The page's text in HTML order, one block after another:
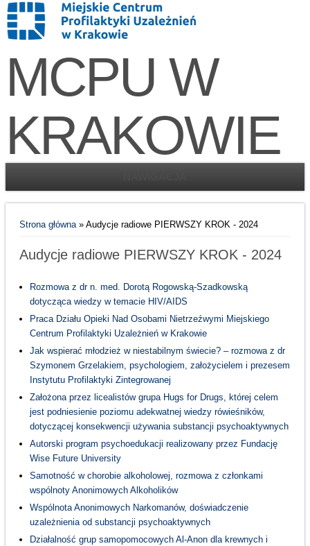
MCPU W
KRAKOWIE
Strona główna» Audycje radiowe PIERWSZY KROK - 2024
Audycje radiowe PIERWSZY KROK - 2024
Rozmowa z dr n. med. Dorotą Rogowską-Szadkowską
dotycząca wiedzy w temacie HIV/AIDS
Praca Działu Opieki Nad Osobami Nietrzeźwymi Miejskiego
Centrum Profilaktyki Uzależnień w Krakowie
Jak wspierać młodzież w niestabilnym świecie? – rozmowa z dr
Szymonem Grzelakiem, psychologiem, założycielem i prezesem
Instytutu Profilaktyki Zintegrowanej
Założona przez licealistów grupa Hugs for Drugs, której celem
jest podniesienie poziomu adekwatnej wiedzy rówieśników,
dotyczącej konsekwencji używania substancji psychoaktywnych
Autorski program psychoedukacji realizowany przez Fundację
Wise Future University
Samotność w chorobie alkoholowej, rozmowa z członkami
wspólnoty Anonimowych Alkoholików
Wspólnota Anonimowych Narkomanów, doświadczenie
uzależnienia od substancji psychoaktywnych
Działalność grup samopomocowych Al-Anon dla krewnych i